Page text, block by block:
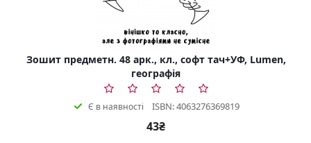
Зошит предметн. 48 арк., кл., софт тач+УФ, Lumen,
географія
Є в наявності ISBN: 4063276369819
43₴